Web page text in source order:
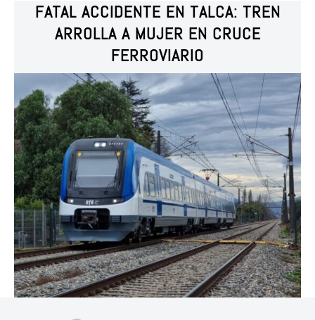
FATAL ACCIDENTE EN TALCA: TREN
ARROLLA A MUJER EN CRUCE
FERROVIARIO